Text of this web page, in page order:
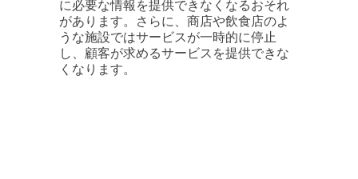
に必要な情報を提供できなくなるおそれ
があります。さらに、商店や飲食店のよ
うな施設ではサービスが一時的に停止
し、顧客が求めるサービスを提供できな
くなります。